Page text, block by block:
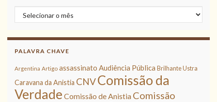
Arquivos
PALAVRA CHAVE
Argentina Artigo assassinato Audiência Pública Brilhante Ustra
Caravana da Anistia CNVComissão da
Verdade Comissão de Anistia Comissão